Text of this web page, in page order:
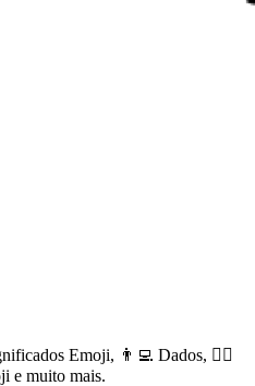
Emoji, 👨‍💻 Dados, 🙅‍♀️
e muito mais.